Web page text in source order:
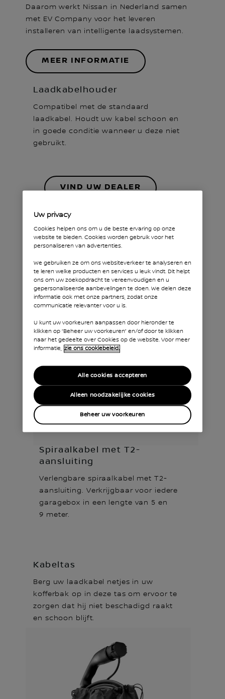
Daarom werkt Nissan in Nederland samen
met EV Company voor het leveren
installeren van intelligente laadsystemen.
MEER INFORMATIE
Laadkabelhouder
Compatibel met de standaard
laadkabel. Houdt uw kabel schoon en
in goede conditie wanneer u deze niet
gebruikt.
VIND UW DEALER
Spiraalkabel met T2-
aansluiting
Verlengbare spiraalkabel met T2-
aansluiting. Verkrijgbaar voor iedere
garagebox in een lengte van 5 en
9 meter.
Kabeltas
Berg uw laadkabel netjes in uw
kofferbak op in deze tas om ervoor te
zorgen dat hij niet beschadigd raakt
en schoon blijft.
Uw privacy
Cookies helpen ons om u de beste ervaring op onze
website te bieden. Cookies worden gebruik voor het
personaliseren van advertenties.
We gebruiken ze om ons websiteverkeer te analyseren en
te leren welke producten en services u leuk vindt. Dit helpt
ons om uw zoekopdracht te vereenvoudigen en u
gepersonaliseerde aanbevelingen te doen. We delen deze
informatie ook met onze partners, zodat onze
communicatie relevanter voor u is.
U kunt uw voorkeuren aanpassen door hieronder te
klikken op “Beheer uw voorkeuren” en/of door te klikken
naar het gedeelte over Cookies op de website. Voor meer
informatie, zie ons cookiebeleid.
Beheer uw voorkeuren
Alleen noodzakelijke cookies
Alle cookies accepteren